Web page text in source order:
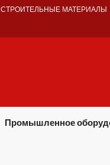
СТРОИТЕЛЬНЫЕ МАТЕРИАЛЫ
Промышленное